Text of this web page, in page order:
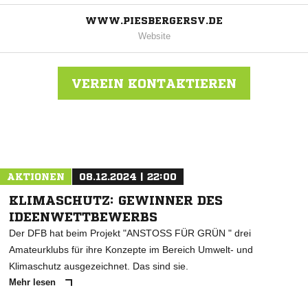
WWW.PIESBERGERSV.DE
Website
VEREIN KONTAKTIEREN
AKTIONEN 08.12.2024 | 22:00
KLIMASCHUTZ: GEWINNER DES
IDEENWETTBEWERBS
Der DFB hat beim Projekt "ANSTOSS FÜR GRÜN " drei
Amateurklubs für ihre Konzepte im Bereich Umwelt- und
Klimaschutz ausgezeichnet. Das sind sie.
Mehr lesen